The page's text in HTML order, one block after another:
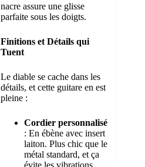
nacre assure une glisse
parfaite sous les doigts.
Finitions et Détails qui
Tuent
Le diable se cache dans les
détails, et cette guitare en est
pleine :
Cordier personnalisé
: En ébène avec insert
laiton. Plus chic que le
métal standard, et ça
évite les vibrations